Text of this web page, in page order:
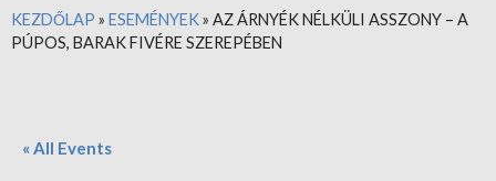
KEZDŐLAP » ESEMÉNYEK» AZ ÁRNYÉK NÉLKÜLI ASSZONY – A
PÚPOS, BARAK FIVÉRE SZEREPÉBEN
« All Events